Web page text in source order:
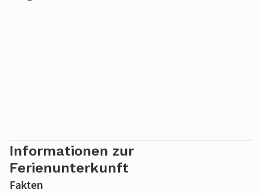
Informationen zur
Ferienunterkunft
Fakten